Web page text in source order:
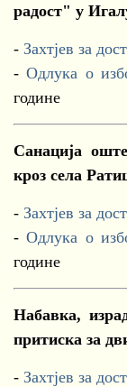
радост" у
- Захтјев за
-Одлука о
године
Санација
кроз села
- Захтјев за
-Одлука о
године
Набавка,
притиска за
- Захтјев за